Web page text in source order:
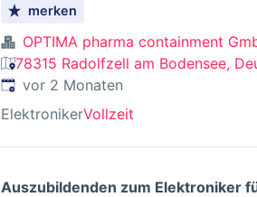
merken
OPTIMA pharma containment
78315 Radolfzell am Bodensee,
Veröffentlicht:
vor 2 Monaten
ElektronikerVollzeit
Auszubildenden zum Elektroniker